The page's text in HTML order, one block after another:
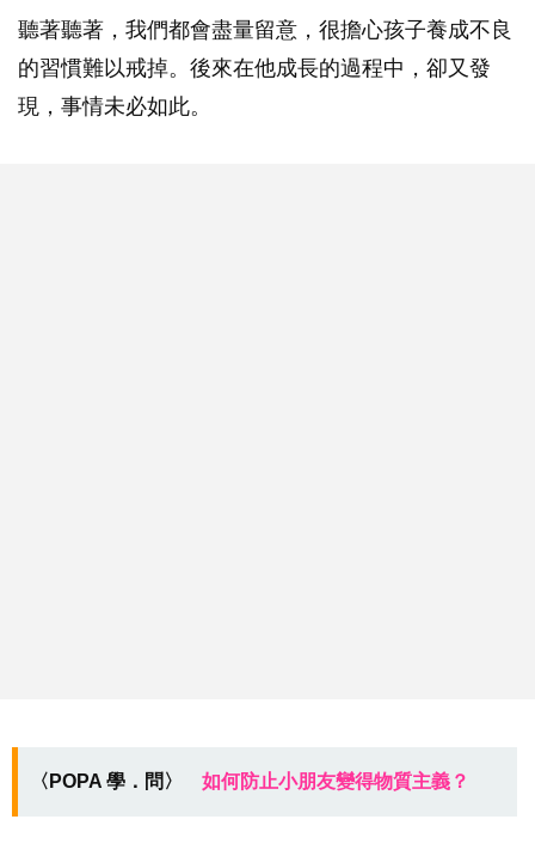
聽著聽著，我們都會盡量留意，很擔心孩子養成不良
的習慣難以戒掉。後來在他成長的過程中，卻又發
現，事情未必如此。
〈POPA 學．問〉 如何防止小朋友變得物質主義？